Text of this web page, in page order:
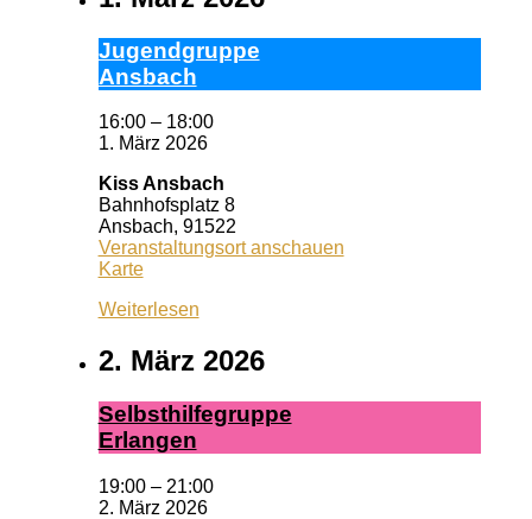
Ju­gend­grup­pe
Ans­bach
16:00 – 18:00
1. März 2026
Kiss Ansbach
Bahnhofsplatz 8
Ansbach, 91522
Veranstaltungsort anschauen
KarteKiss
Weiterlesen
2. März 2026
Selbst­hil­fe­grup­pe
Er­lan­gen
19:00 – 21:00
2. März 2026